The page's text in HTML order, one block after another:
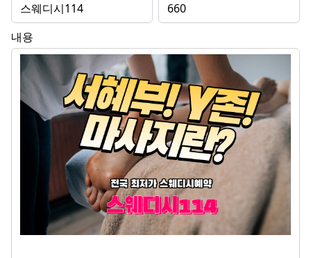
스웨디시114
660
내용